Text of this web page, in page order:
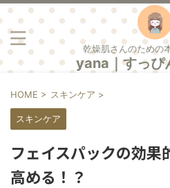
乾燥肌さんのための
yana｜すっぴ
HOME > スキンケア >
スキンケア
フェイスパックの効
高める！？